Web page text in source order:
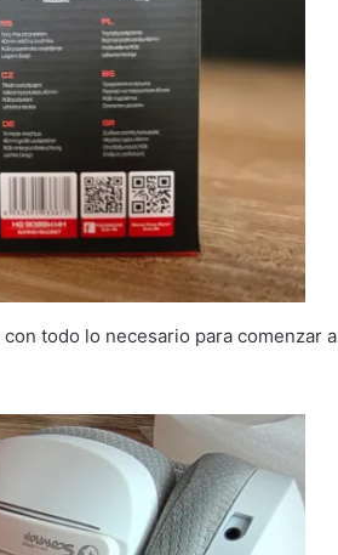
todo lo necesario para comenzar a